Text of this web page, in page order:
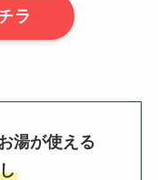
ラ
湯が使える